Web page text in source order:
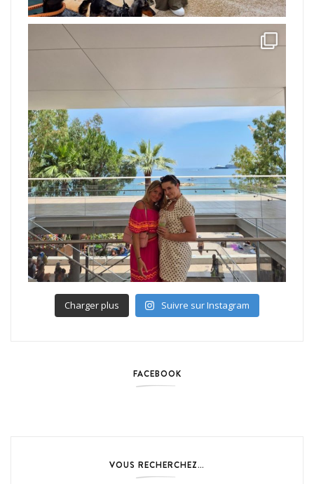
Charger plus Suivre sur Instagram
FACEBOOK
VOUS RECHERCHEZ…